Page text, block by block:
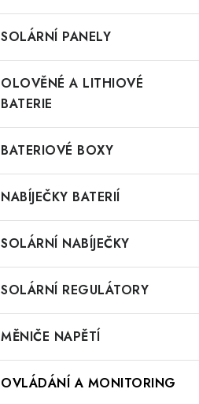
SOLÁRNÍ PANELY
OLOVĚNÉ A LITHIOVÉ
BATERIE
BATERIOVÉ BOXY
NABÍJEČKY BATERIÍ
SOLÁRNÍ NABÍJEČKY
SOLÁRNÍ REGULÁTORY
MĚNIČE NAPĚTÍ
OVLÁDÁNÍ A MONITORING